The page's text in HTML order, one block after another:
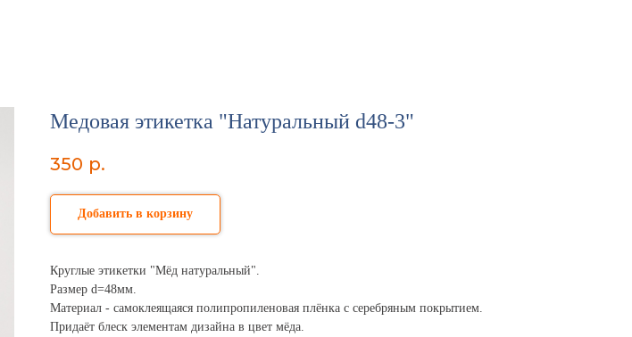
Медовая этикетка "Натуральный d48-3"
350 р.
Добавить в корзину
Круглые этикетки "Мёд натуральный".
Размер d=48мм.
Материал - самоклеящаяся полипропиленовая плёнка с серебряным покрытием.
Придаёт блеск элементам дизайна в цвет мёда.